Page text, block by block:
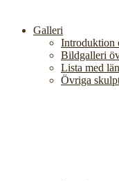
Galleri
Introduktion
Bildgalleri
Lista med
Övriga